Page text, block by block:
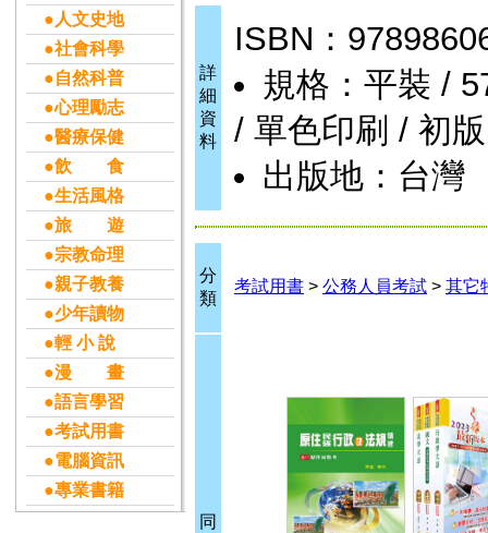
●人文史地
●社會科學
●自然科普
●心理勵志
●醫療保健
●飲 食
●生活風格
●旅 遊
●宗教命理
●親子教養
●少年讀物
●輕 小 說
●漫 畫
●語言學習
●考試用書
●電腦資訊
●專業書籍
詳
細
資
料
ISBN：
規格：平裝 /
/ 單色印刷 / 初版
出版地：台灣
分
類
考試用書 > 公務人員考試 > 其它
同